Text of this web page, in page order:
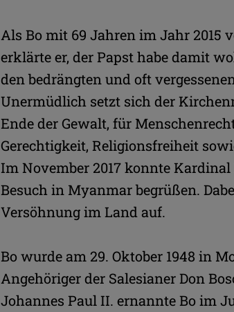
Als Bo mit 69 Jahren im Jahr
erklärte er, der Papst habe damit
den bedrängten und oft
Unermüdlich setzt sich der
Ende der Gewalt, für
Gerechtigkeit, Religionsfreiheit
Im November 2017 konnte
Besuch in Myanmar begrüßen.
Versöhnung im Land auf.
Bo wurde am 29. Oktober 1948 in
Angehöriger der Salesianer Don
Johannes Paul II. ernannte Bo im